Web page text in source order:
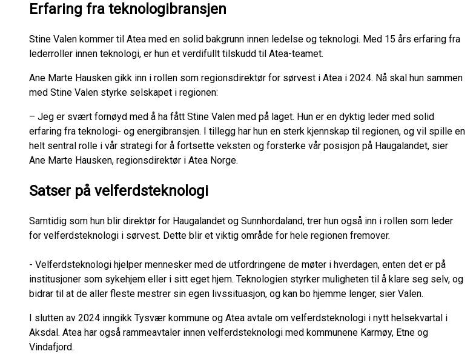
Erfaring fra teknologibransjen
Stine Valen kommer til Atea med en solid bakgrunn innen ledelse og teknologi. Med 15 års erfaring fra
lederroller innen teknologi, er hun et verdifullt tilskudd til Atea-teamet.
Ane Marte Hausken gikk inn i rollen som regionsdirektør for sørvest i Atea i 2024. Nå skal hun sammen
med Stine Valen styrke selskapet i regionen:
– Jeg er svært fornøyd med å ha fått Stine Valen med på laget. Hun er en dyktig leder med solid
erfaring fra teknologi- og energibransjen. I tillegg har hun en sterk kjennskap til regionen, og vil spille en
helt sentral rolle i vår strategi for å fortsette veksten og forsterke vår posisjon på Haugalandet, sier
Ane Marte Hausken, regionsdirektør i Atea Norge.
Satser på velferdsteknologi
Samtidig som hun blir direktør for Haugalandet og Sunnhordaland, trer hun også inn i rollen som leder
for velferdsteknologi i sørvest. Dette blir et viktig område for hele regionen fremover.
- Velferdsteknologi hjelper mennesker med de utfordringene de møter i hverdagen, enten det er på
institusjoner som sykehjem eller i sitt eget hjem. Teknologien styrker muligheten til å klare seg selv, og
bidrar til at de aller fleste mestrer sin egen livssituasjon, og kan bo hjemme lenger, sier Valen.
I slutten av 2024 inngikk Tysvær kommune og Atea avtale om velferdsteknologi i nytt helsekvartal i
Aksdal. Atea har også rammeavtaler innen velferdsteknologi med kommunene Karmøy, Etne og
Vindafjord.